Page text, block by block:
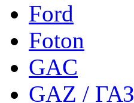
Ford
Foton
GAC
GAZ / ГАЗ